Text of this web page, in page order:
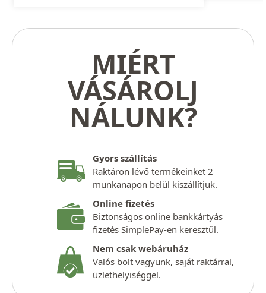
MIÉRT
VÁSÁROLJ
NÁLUNK?
Gyors szállítás
Raktáron lévő termékeinket 2
munkanapon belül kiszállítjuk.
Online fizetés
Biztonságos online bankkártyás
fizetés SimplePay-en keresztül.
Nem csak webáruház
Valós bolt vagyunk, saját raktárral,
üzlethelyiséggel.